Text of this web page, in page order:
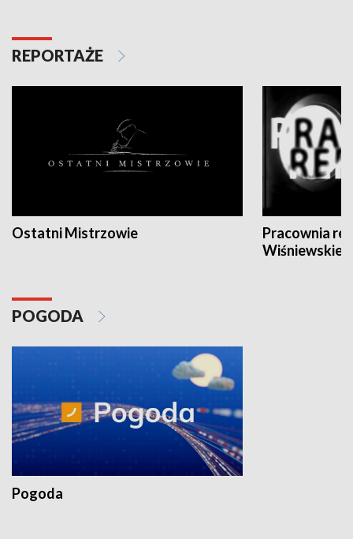
REPORTAŻE
Ostatni Mistrzowie
Pracownia
POGODA
Pogoda